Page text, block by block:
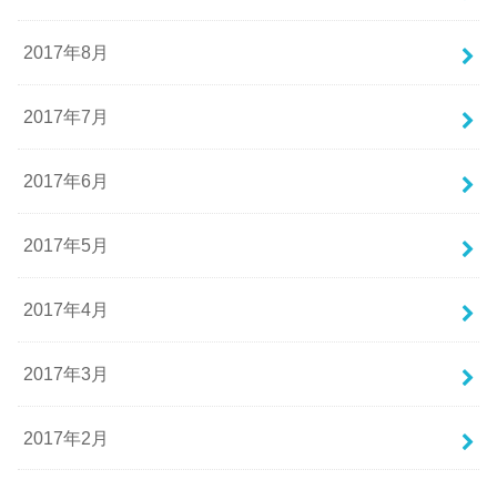
2017年8月
2017年7月
2017年6月
2017年5月
2017年4月
2017年3月
2017年2月